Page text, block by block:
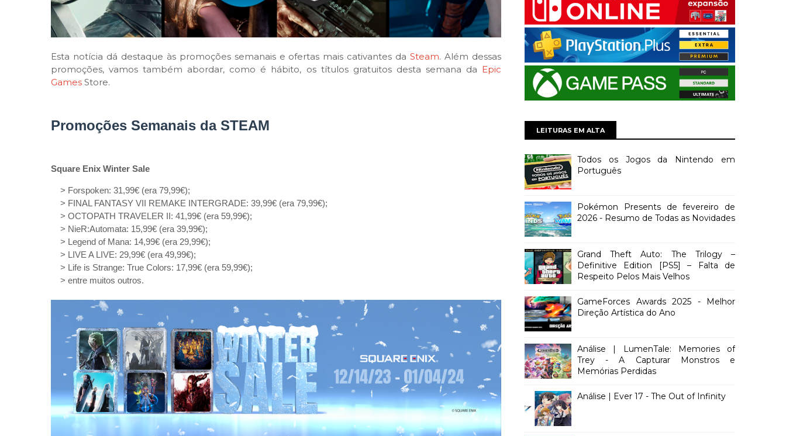
Esta notícia dá destaque às promoções semanais e ofertas mais cativantes daSteam. Além dessas
promoções, vamos também abordar, como é hábito, os títulos gratuitos desta semana da Epic
Games Store.
Promoções Semanais da STEAM
Square Enix Winter Sale
> Forspoken: 31,99€ (era 79,99€);
> FINAL FANTASY VII REMAKE INTERGRADE: 39,99€ (era 79,99€);
> OCTOPATH TRAVELER II: 41,99€ (era 59,99€);
> NieR:Automata: 15,99€ (era 39,99€);
> Legend of Mana: 14,99€ (era 29,99€);
> LIVE A LIVE: 29,99€ (era 49,99€);
> Life is Strange: True Colors: 17,99€ (era 59,99€);
> entre muitos outros.
LEITURAS EM ALTA
Todos os Jogos da Nintendo em
Português
Pokémon Presents de fevereiro de
2026 - Resumo de Todas as Novidades
Grand Theft Auto: The Trilogy –
Definitive Edition [PS5] – Falta de
Respeito Pelos Mais Velhos
GameForces Awards 2025 - Melhor
Direção Artística do Ano
Análise | LumenTale: Memories of
Trey - A Capturar Monstros e
Memórias Perdidas
Análise | Ever 17 - The Out of Infinity